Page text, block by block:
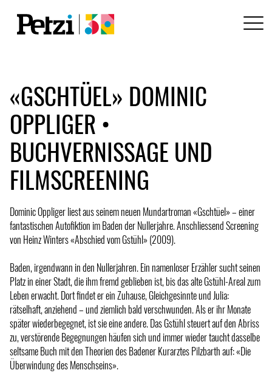
«GSCHTÜEL» DOMINIC
OPPLIGER •
BUCHVERNISSAGE UND
FILMSCREENING
Dominic Oppliger liest aus seinem neuen Mundartroman «Gschtüel» – einer
fantastischen Autofiktion im Baden der Nullerjahre. Anschliessend Screening
von Heinz Winters «Abschied vom Gstühl» (2009).
Baden, irgendwann in den Nullerjahren. Ein namenloser Erzähler sucht seinen
Platz in einer Stadt, die ihm fremd geblieben ist, bis das alte Gstühl-Areal zum
Leben erwacht. Dort findet er ein Zuhause, Gleichgesinnte und Julia:
rätselhaft, anziehend – und ziemlich bald verschwunden. Als er ihr Monate
später wiederbegegnet, ist sie eine andere. Das Gstühl steuert auf den Abriss
zu, verstörende Begegnungen häufen sich und immer wieder taucht dasselbe
seltsame Buch mit den Theorien des Badener Kurarztes Pilzbarth auf: «Die
Überwindung des Menschseins».